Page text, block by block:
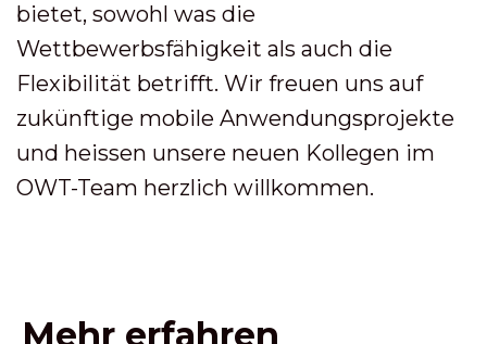
bietet, sowohl was die
Wettbewerbsfähigkeit als auch die
Flexibilität betrifft. Wir freuen uns auf
zukünftige mobile Anwendungsprojekte
und heissen unsere neuen Kollegen im
OWT-Team herzlich willkommen.
Mehr erfahren